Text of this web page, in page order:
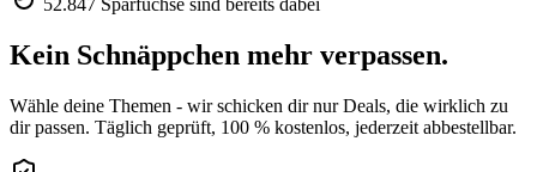
52.847 Sparfüchse sind bereits dabei
Kein Schnäppchen mehr verpassen.
Wähle deine Themen - wir schicken dir nur Deals, die wirklich zu
dir passen. Täglich geprüft, 100 % kostenlos, jederzeit abbestellbar.